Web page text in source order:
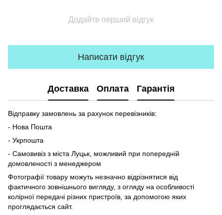
Додайте перший відгук
Написати відгук
Доставка Оплата Гарантія
Відправку замовлень за рахунок перевізників:
- Нова Пошта
- Укрпошта
- Самовивіз з міста Луцьк, можливий при попередній
домовленості з менеджером
Фотографії товару можуть незначно відрізнятися від
фактичного зовнішнього вигляду, з огляду на особливості
колірної передачі різних пристроїв, за допомогою яких
проглядається сайт.